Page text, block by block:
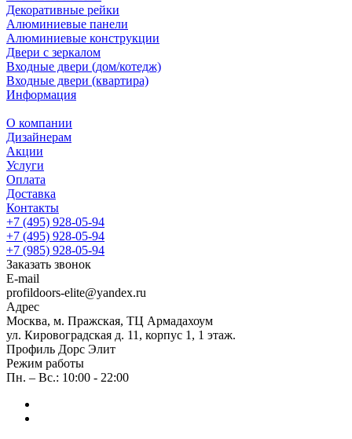
Декоративные рейки
Алюминиевые панели
Алюминиевые конструкции
Двери с зеркалом
Входные двери (дом/котедж)
Входные двери (квартира)
Информация
О компании
Дизайнерам
Акции
Услуги
Оплата
Доставка
Контакты
+7 (495) 928-05-94
+7 (495) 928-05-94
+7 (985) 928-05-94
Заказать звонок
E-mail
profildoors-elite@yandex.ru
Адрес
Москва, м. Пражская, ТЦ Армадахоум
ул. Кировоградская д. 11, корпус 1, 1 этаж.
Профиль Дорс Элит
Режим работы
Пн. – Вс.: 10:00 - 22:00